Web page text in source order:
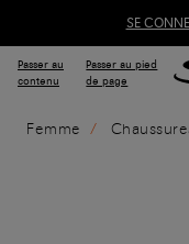
SE
Passer au
contenu
Passer au pied
de page
Femme